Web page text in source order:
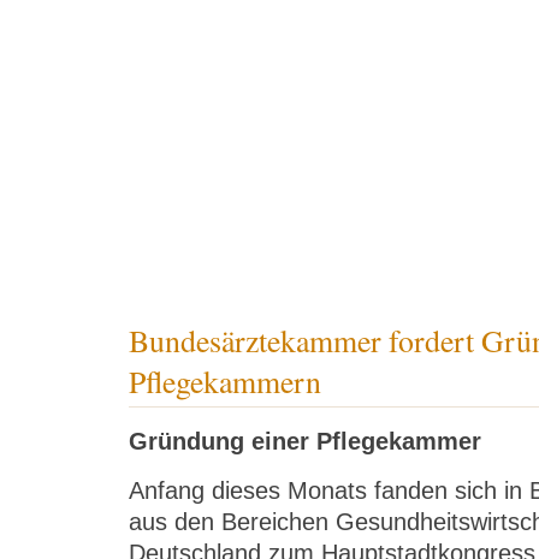
Bundesärztekammer fordert
Pflegekammern
Gründung einer Pflegekammer
Anfang dieses Monats fanden sich in
aus den Bereichen
Deutschland zum